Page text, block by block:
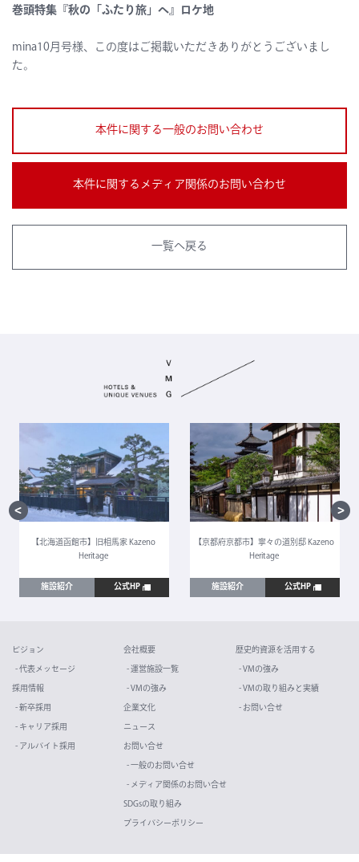
巻頭特集『秋の「ふたり旅」へ』ロケ地
mina10月号様、この度はご掲載いただきありがとうございまし
た。
本件に関する一般のお問い合わせ
本件に関するメディア関係のお問い合わせ
一覧へ戻る
【北海道函館市】旧相馬家 Kazeno
Heritage
施設紹介 公式HP
【京都府京都市】寧々の道別邸 Kazeno
Heritage
施設紹介 公式HP
ビジョン
- 代表メッセージ
採用情報
- 新卒採用
- キャリア採用
- アルバイト採用
会社概要
- 運営施設一覧
- VMの強み
企業文化
ニュース
お問い合せ
- 一般のお問い合せ
- メディア関係のお問い合せ
SDGsの取り組み
プライバシーポリシー
歴史的資源を活用する
- VMの強み
- VMの取り組みと実績
- お問い合せ